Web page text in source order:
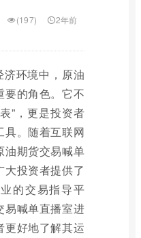
(197) 2年前
环境中，原油
要的角色。它不
”，更是投资者
具。随着互联网
油期货交易喊单
大投资者提供了
的交易指导平
易喊单直播室进
更好地了解其运